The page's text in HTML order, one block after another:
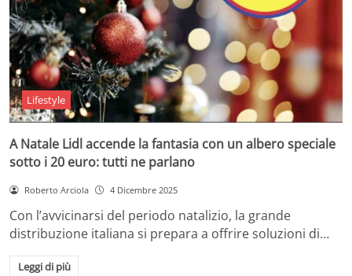
Lifestyle
A Natale Lidl accende la fantasia con un albero speciale
sotto i 20 euro: tutti ne parlano
Roberto Arciola 4 Dicembre 2025
Con l’avvicinarsi del periodo natalizio, la grande
distribuzione italiana si prepara a offrire soluzioni di…
Leggi di più